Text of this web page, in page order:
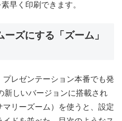
早く印刷できます。
ズにする「ズーム」
レゼンテーション本番でも発
新しいバージョンに搭載され
リーズーム）を使うと、設定